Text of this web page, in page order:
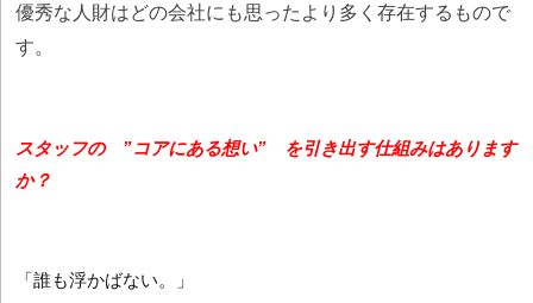
優秀な人財はどの会社にも思ったより多く存在するもので
す。
スタッフの ”コアにある想い” を引き出す仕組みはあります
か？
「誰も浮かばない。」